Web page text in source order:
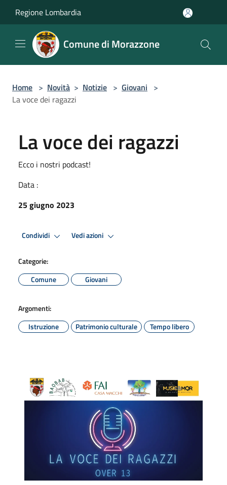
Regione Lombardia
Comune di Morazzone
Home > Novità > Notizie > Giovani >
La voce dei ragazzi
La voce dei ragazzi
Ecco i nostri podcast!
Data :
25 giugno 2023
Condividi Vedi azioni
Categorie:
Comune
Giovani
Argomenti:
Istruzione
Patrimonio culturale Tempo libero